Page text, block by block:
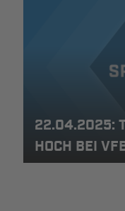
22.04.2025:
HOCH BEI